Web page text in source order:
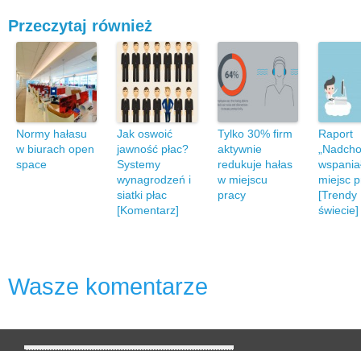
Przeczytaj również
Normy hałasu
w biurach open
space
Jak oswoić
jawność płac?
Systemy
wynagrodzeń i
siatki płac
[Komentarz]
Tylko 30% firm
aktywnie
redukuje hałas
w miejscu
pracy
Raport
miejsc
[Trendy
świecie]
Wasze komentarze